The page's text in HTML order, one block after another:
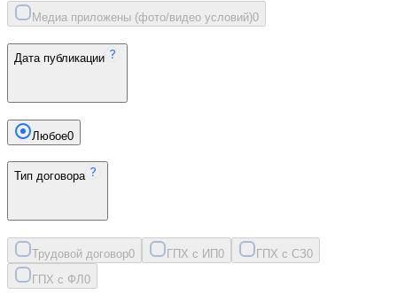
Медиа приложены (фото/видео условий)0
Дата публикации
Любое0
Тип договора
Трудовой договор0 ГПХ с ИП0 ГПХ с СЗ0
ГПХ с ФЛ 0